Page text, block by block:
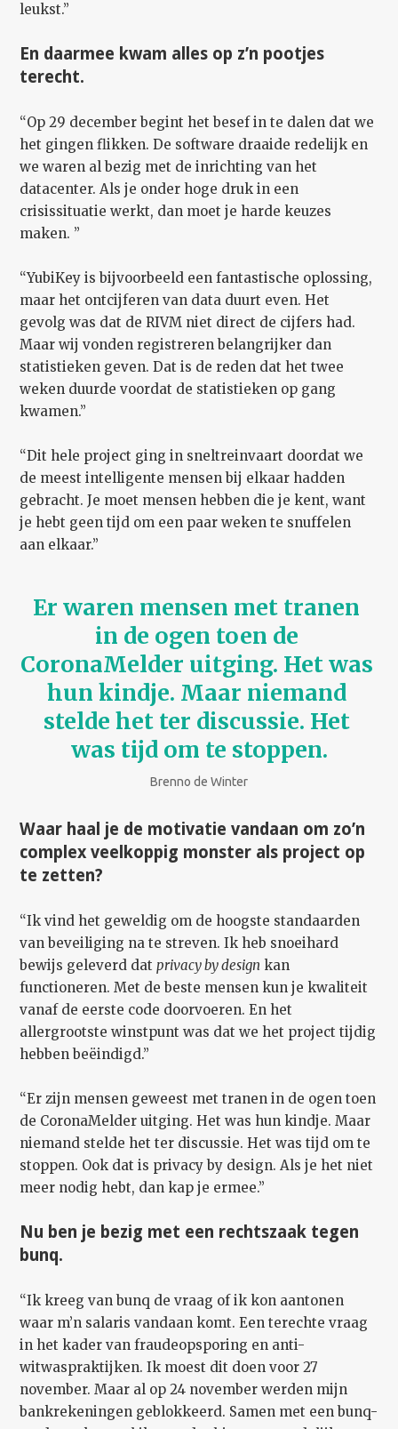
leukst.”
En daarmee kwam alles op z’n pootjes
terecht.
“Op 29 december begint het besef in te dalen dat we
het gingen flikken. De software draaide redelijk en
we waren al bezig met de inrichting van het
datacenter. Als je onder hoge druk in een
crisissituatie werkt, dan moet je harde keuzes
maken. ”
“YubiKey is bijvoorbeeld een fantastische oplossing,
maar het ontcijferen van data duurt even. Het
gevolg was dat de RIVM niet direct de cijfers had.
Maar wij vonden registreren belangrijker dan
statistieken geven. Dat is de reden dat het twee
weken duurde voordat de statistieken op gang
kwamen.”
“Dit hele project ging in sneltreinvaart doordat we
de meest intelligente mensen bij elkaar hadden
gebracht. Je moet mensen hebben die je kent, want
je hebt geen tijd om een paar weken te snuffelen
aan elkaar.”
Er waren mensen met tranen
in de ogen toen de
CoronaMelder uitging. Het was
hun kindje. Maar niemand
stelde het ter discussie. Het
was tijd om te stoppen.
Brenno de Winter
Waar haal je de motivatie vandaan om zo’n
complex veelkoppig monster als project op
te zetten?
“Ik vind het geweldig om de hoogste standaarden
van beveiliging na te streven. Ik heb snoeihard
bewijs geleverd datprivacy by design kan
functioneren. Met de beste mensen kun je kwaliteit
vanaf de eerste code doorvoeren. En het
allergrootste winstpunt was dat we het project tijdig
hebben beëindigd.”
“Er zijn mensen geweest met tranen in de ogen toen
de CoronaMelder uitging. Het was hun kindje. Maar
niemand stelde het ter discussie. Het was tijd om te
stoppen. Ook dat is privacy by design. Als je het niet
meer nodig hebt, dan kap je ermee.”
Nu ben je bezig met een rechtszaak tegen
bunq.
“Ik kreeg van bunq de vraag of ik kon aantonen
waar m’n salaris vandaan komt. Een terechte vraag
in het kader van fraudeopsporing en anti-
witwaspraktijken. Ik moest dit doen voor 27
november. Maar al op 24 november werden mijn
bankrekeningen geblokkeerd. Samen met een bunq-